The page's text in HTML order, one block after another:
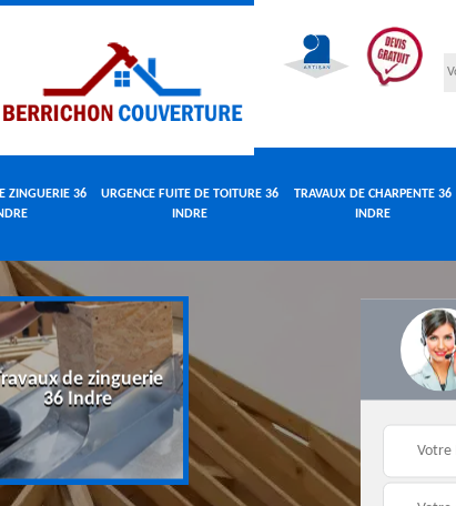
ZINGUERIE 36
URGENCE FUITE DE TOITURE 36
INDRE
TRAVAUX DE CHARPENTE 36
INDRE
de zinguerie
36 Indre
Urgence fuite de
toiture 36 Indre